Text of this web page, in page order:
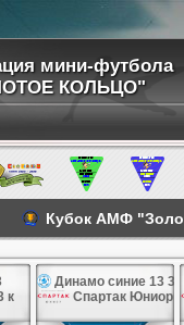
мини-футбола
КОЛЬЦО"
Кубок АМФ
к
Динамо синие 13 3к
Спартак Юниор